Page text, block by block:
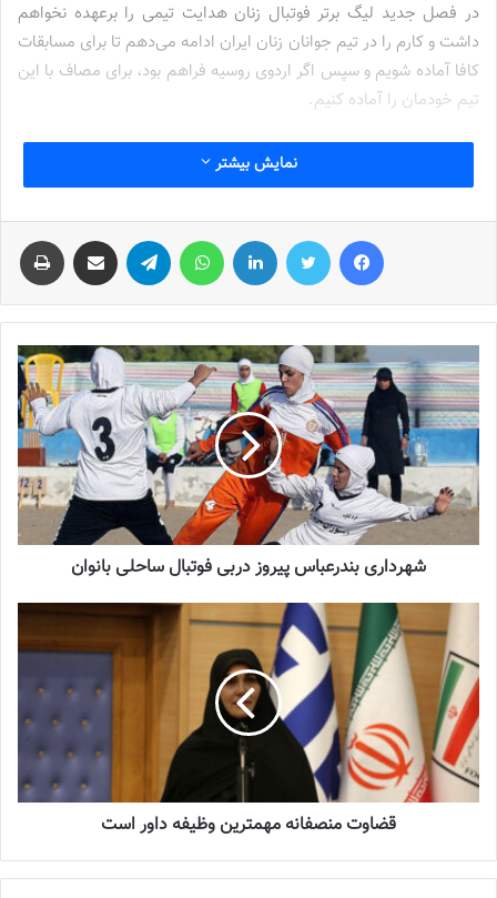
در فصل جدید لیگ برتر فوتبال زنان هدایت تیمی را برعهده نخواهم
داشت و کارم را در تیم جوانان زنان ایران ادامه می‌دهم تا برای مسابقات
کافا آماده شویم و سپس اگر اردوی روسیه فراهم بود، برای مصاف با این
تیم خودمان را آماده کنیم.
حمایت رسانه ها از فوتسال بانوان موجب دلگرمی است
نوشته های مشابه
شماره 772 روزنامه فوتبالز منتشر شد
2022-12-16
شماره 1054 روزنامه فوتبالز منتشر شد
2023-12-25
شماره 900 روزنامه فوتبالز منتشر شد
2023-06-14
شماره 918 روزنامه فوتبالز منتشر شد
2023-07-07
سرمربی تیم فوتسال بانوان فولاد هرمزگان گفت: حمایت رسانه های
استان موجب دلگرمی بانوان در مسابقات فوتسال کشور است و این مهم
نشانه خوبی از رشد و اعتلای ورزش بانوان بشمار می رود. کلثوم دارا
سرمربی تیم فوتسال بانوان فولاد هرمزگان امروز با بیان اینکه امسال با
است که تمرینات خود را شروع کرده‌ ایم و تیم بسته شده و در آمادگی
خوبی به سر می برد، اما زمان قطعی مسابقات به ما اعلام نشده که
نمایش بیشتر
شهرداری بندرعباس پیروز دربی فوتبال ساحلی بانوان
قضاوت منصفانه مهمترین وظیفه داور است